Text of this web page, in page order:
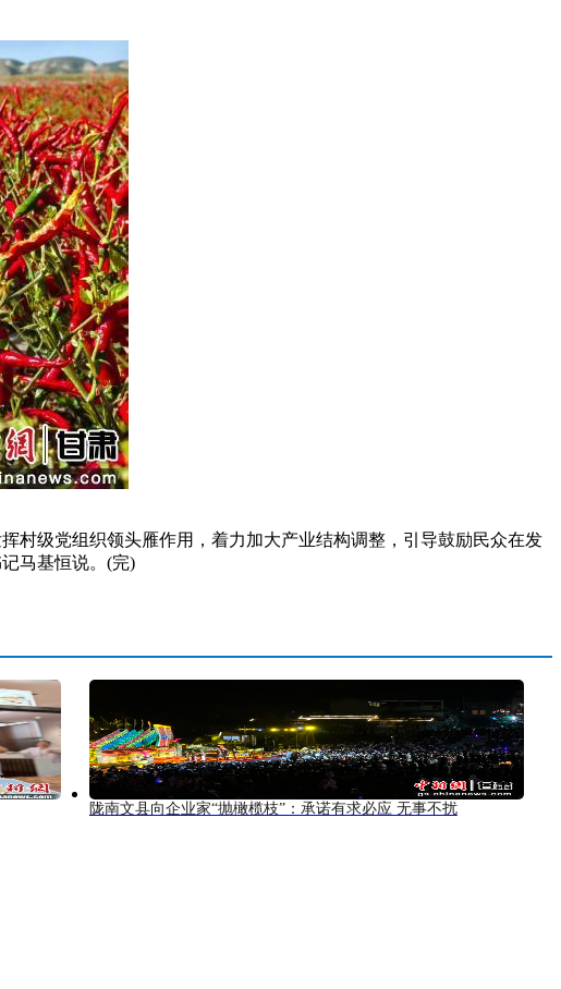
级党组织领头雁作用，着力加大产业结构调整，引导鼓励民众在发
马基恒说。(完)
陇南文县向企业家“抛橄榄枝”：承诺有求必应 无事不扰